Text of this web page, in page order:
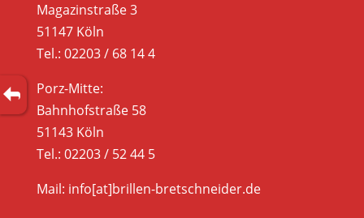
Magazinstraße 3
51147 Köln
Tel.: 02203 / 68 14 4
Porz-Mitte:
Bahnhofstraße 58
51143 Köln
Tel.: 02203 / 52 44 5
Mail: info[at]brillen-bretschneider.de